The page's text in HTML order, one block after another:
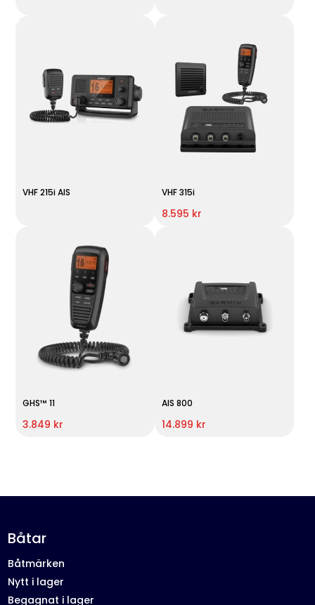
VHF 215i AIS VHF 315i
8.595 kr
GHS™ 11
3.849 kr
AIS 800
14.899 kr
Båtar
Båtmärken
Nytt i lager
Begagnat i lager